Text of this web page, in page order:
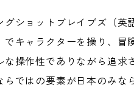
グショットブレイブズ（
でキャラクターを操り、冒
な操作性でありながら追求
らではの要素が日本のみ